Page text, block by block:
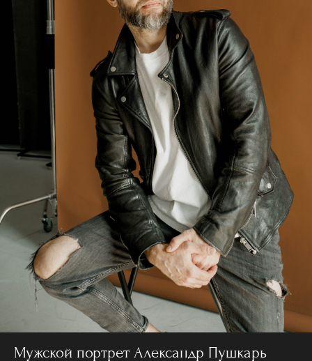
Мужской портрет Александр Пушкарь